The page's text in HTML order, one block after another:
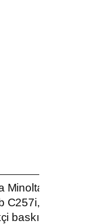
Minolta
C257i,
baskı